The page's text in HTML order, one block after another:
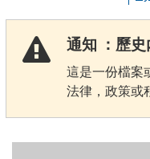
通知 ：歷
這是一份檔案
法律，政策或